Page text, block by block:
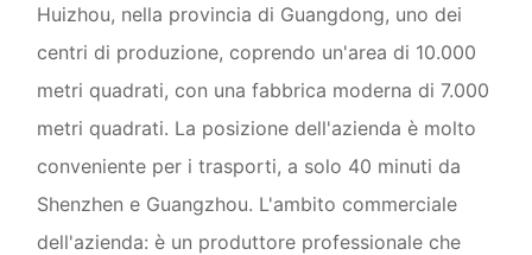
Huizhou, nella provincia di Guangdong, uno dei
centri di produzione, coprendo un'area di 10.000
metri quadrati, con una fabbrica moderna di 7.000
metri quadrati. La posizione dell'azienda è molto
conveniente per i trasporti, a solo 40 minuti da
Shenzhen e Guangzhou. L'ambito commerciale
dell'azienda: è un produttore professionale che